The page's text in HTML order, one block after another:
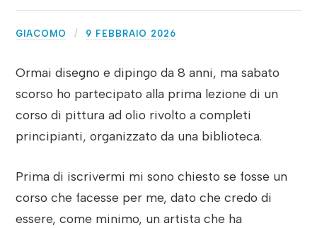
GIACOMO 9 FEBBRAIO 2026
Ormai disegno e dipingo da 8 anni, ma sabato
scorso ho partecipato alla prima lezione di un
corso di pittura ad olio rivolto a completi
principianti, organizzato da una biblioteca.
Prima di iscrivermi mi sono chiesto se fosse un
corso che facesse per me, dato che credo di
essere, come minimo, un artista che ha